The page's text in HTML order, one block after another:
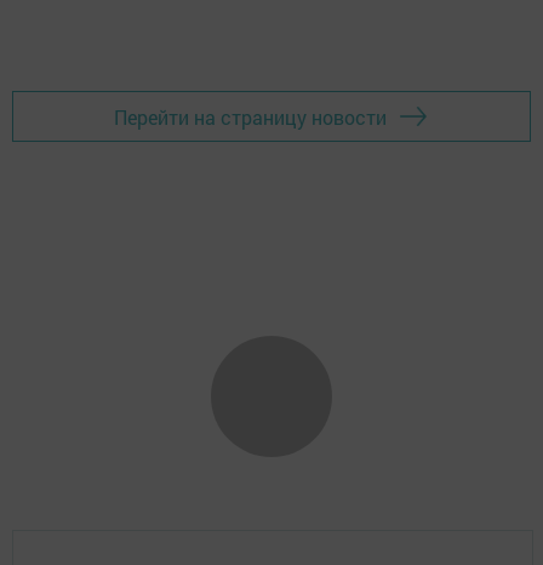
Перейти на страницу новости